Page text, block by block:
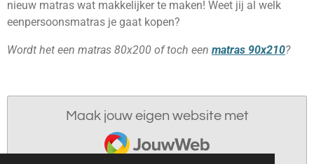
nieuw matras wat makkelijker te maken! Weet jij al welk
eenpersoonsmatras je gaat kopen?
Wordt het een matras 80x200 of toch een matras 90x210?
Maak jouw eigen website met
JouwWeb